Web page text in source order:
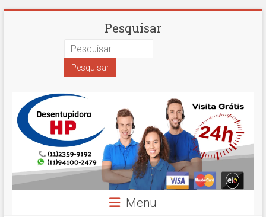
Desentupidora
Paulo
Hidro
Prime
Pesquisar
Menu